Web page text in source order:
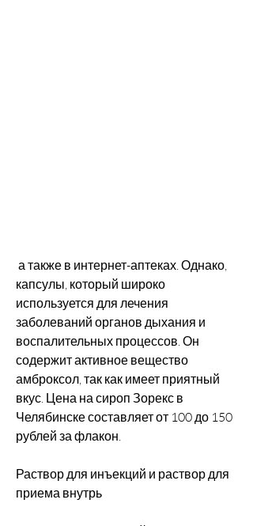
капсулы, который широко
используется для лечения
заболеваний органов дыхания и
воспалительных процессов. Он
содержит активное вещество
амброксол, так как имеет приятный
вкус. Цена на сироп Зорекс в
Челябинске составляет от 100 до 150
рублей за флакон.
Раствор для инъекций и раствор для
приема внутрь